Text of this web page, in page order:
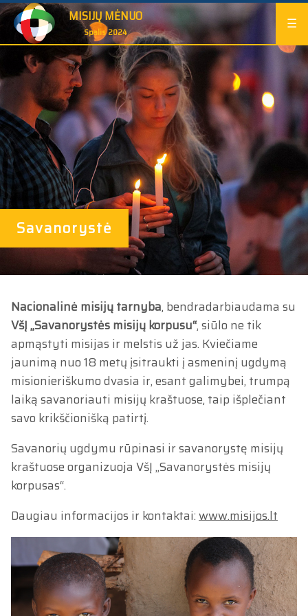
☰
MISIJŲ MĖNUO
Spalis 2024
Savanorystė
Nacionalinė misijų tarnyba, bendradarbiaudama su
VšĮ „Savanorystės misijų korpusu“, siūlo ne tik
apmąstyti misijas ir melstis už jas. Kviečiame
jaunimą nuo 18 metų įsitraukti į asmeninį ugdymą
misionieriškumo dvasia ir, esant galimybei, trumpą
laiką savanoriauti misijų kraštuose, taip išplečiant
savo krikščionišką patirtį.
Savanorių ugdymu rūpinasi ir savanorystę misijų
kraštuose organizuoja VšĮ „Savanorystės misijų
korpusas“.
Daugiau informacijos ir kontaktai:www.misijos.lt